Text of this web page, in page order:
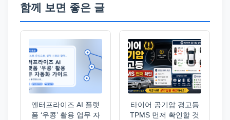
함께 보면 좋은 글
엔터프라이즈 AI 플랫
폼 ‘우콩’ 활용 업무 자
타이어 공기압 경고등
TPMS 먼저 확인할 것